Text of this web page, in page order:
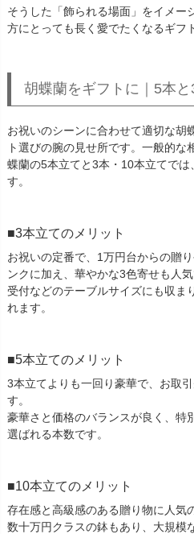
そうした「飾られる場面」をイメー
方にとっても長く愛でたくなるギフ
胡蝶蘭をギフトに｜5本
お祝いのシーンに合わせて適切な胡
ト選びの腕の見せ所です。一般的な
蝶蘭の5本立てと3本・10本立てで
す。
3本立てのメリット
お祝いの定番で、1万円台からの贈
ンクに加え、華やかな3色寄せも人気
受付などのテーブルサイズにも収ま
れます。
5本立てのメリット
3本立てよりも一回り豪華で、お取
す。
豪華さと価格のバランスが良く、特
選ばれる本数です。
10本立てのメリット
存在感と高級感のある贈り物に人気
数十万円クラスの鉢もあり、大規模